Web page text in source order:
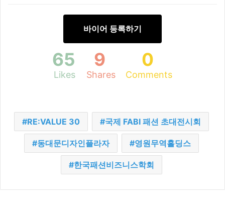
바이어 등록하기
65
Likes
9
Shares
0
Comments
RE:VALUE 30 국제 FABI 패션 초대전시회
동대문디자인플라자 영원무역홀딩스
한국패션비즈니스학회